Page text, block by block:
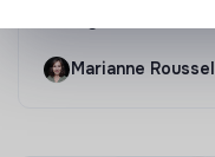
Marianne Roussel